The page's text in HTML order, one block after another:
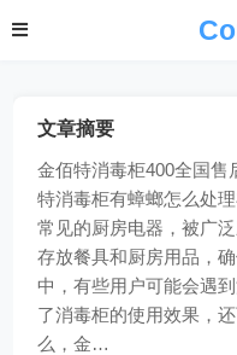
文章摘要
金佰特消毒柜400全国售
特消毒柜有蟑螂怎么处
常见的厨房电器，被广
存放餐具和厨房用品，
中，有些用户可能会遇
了消毒柜的使用效果，
么，金…